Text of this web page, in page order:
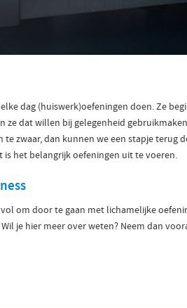
dag (huiswerk)oefeningen doen. Ze
ze dat willen bij gelegenheid
zwaar, dan kunnen we een stapje terug
is het belangrijk oefeningen uit te voeren.
om door te gaan met lichamelijke
je hier meer over weten? Neem dan